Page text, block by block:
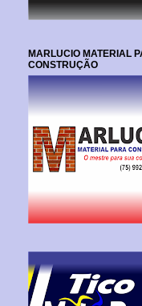
MARLUCIO MATERIAL
CONSTRUÇÃO